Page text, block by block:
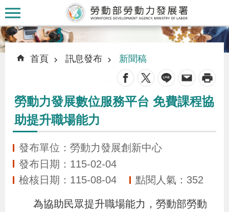
跳到主要內容區塊
認
識
署
訊
:::
::: 首頁 訊息發布 新聞稿
勞動力發展數位服務平台 免費課程協
助提升職場能力
發布單位：勞動力發展創新中心
發布日期：115-02-04
檢核日期：115-08-04
點閱人氣：352
為協助民眾提升職場能力，勞動部勞動